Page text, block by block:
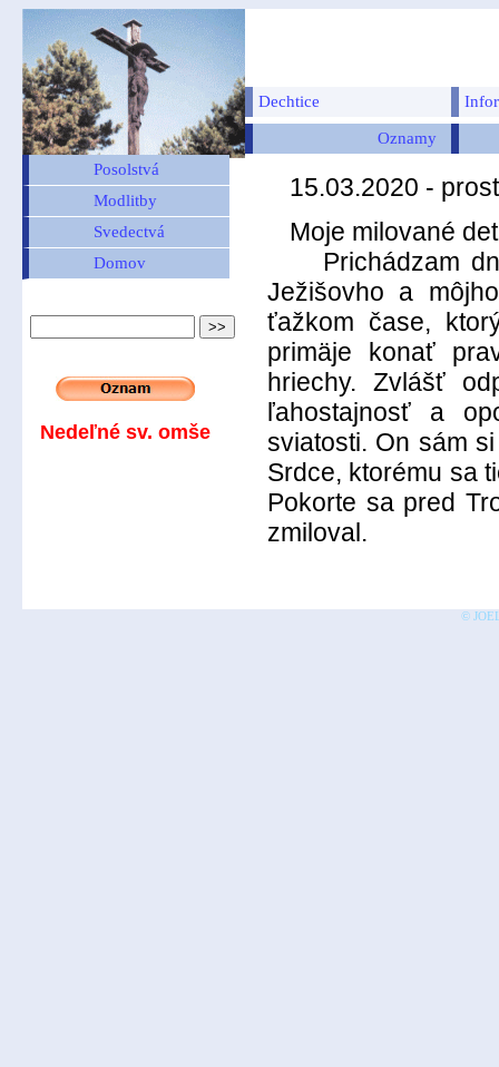
Dechtice
Oznamy
Posolstvá
Modlitby
Svedectvá
Domov
Nedeľné sv. omše
15.03.2020 -
Moje milované
Prichádzam
Ježišovho a
ťažkom čase,
primäje konať
hriechy. Zvlášť
ľahostajnosť a
sviatosti. On sám
Srdce, ktorému sa
Pokorte sa pred
zmiloval.
©